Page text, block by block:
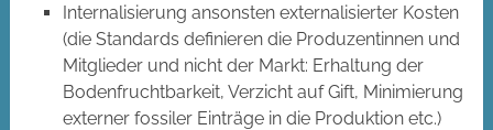
Internalisierung ansonsten externalisierter Kosten
(die Standards definieren die Produzentinnen und
Mitglieder und nicht der Markt: Erhaltung der
Bodenfruchtbarkeit, Verzicht auf Gift, Minimierung
externer fossiler Einträge in die Produktion etc.)